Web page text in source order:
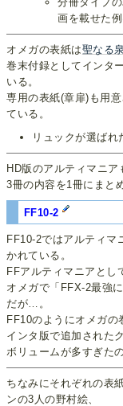
画を載せた
オメガの表紙は聖なる泉
巻末付録としてインタ
いる。
専用の表紙(章扉)も用
ている。
リュックが選ばれ
HD版のアルティマニ
3冊の内容を1冊にまと
FF10-2
FF10-2ではアルティマ
かれている。
FFアルティマニアとし
オメガで「FFX-2最強
だが…。
FF10のようにオメガの
インタ版で追加された
ボリュームが多すぎた
ちなみにそれぞれの表
ンの3人の野村絵、